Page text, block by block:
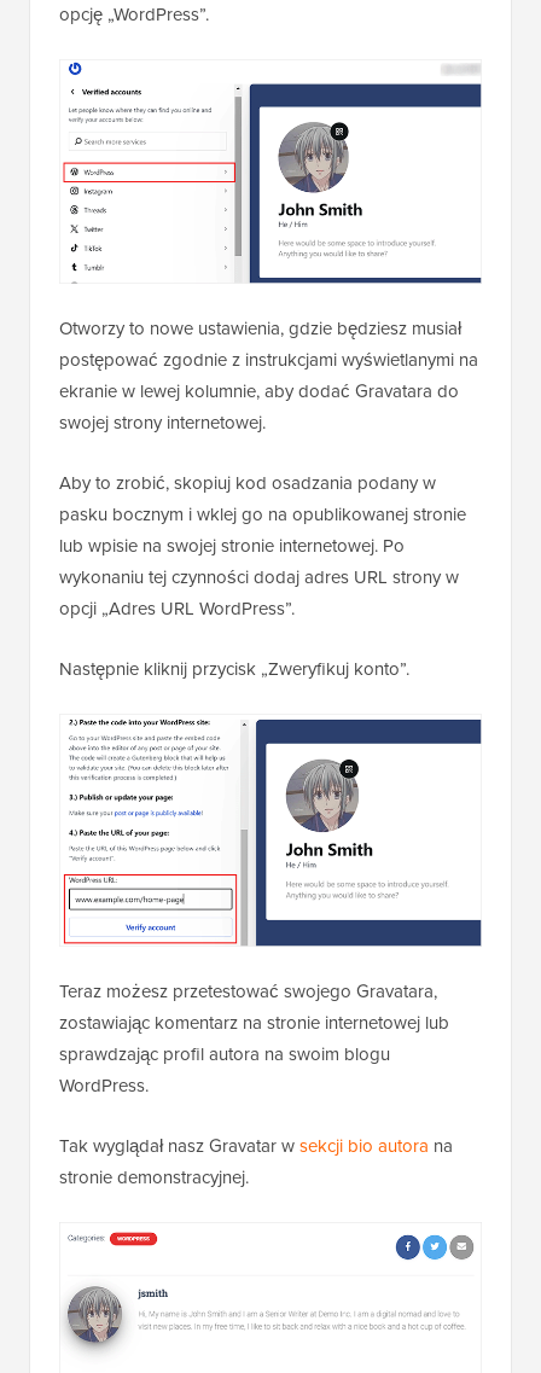
opcję „WordPress”.
Otworzy to nowe ustawienia, gdzie będziesz musiał
postępować zgodnie z instrukcjami wyświetlanymi na
ekranie w lewej kolumnie, aby dodać Gravatara do
swojej strony internetowej.
Aby to zrobić, skopiuj kod osadzania podany w
pasku bocznym i wklej go na opublikowanej stronie
lub wpisie na swojej stronie internetowej. Po
wykonaniu tej czynności dodaj adres URL strony w
opcji „Adres URL WordPress”.
Następnie kliknij przycisk „Zweryfikuj konto”.
Teraz możesz przetestować swojego Gravatara,
zostawiając komentarz na stronie internetowej lub
sprawdzając profil autora na swoim blogu
WordPress.
Tak wyglądał nasz Gravatar wsekcji bio autora na
stronie demonstracyjnej.